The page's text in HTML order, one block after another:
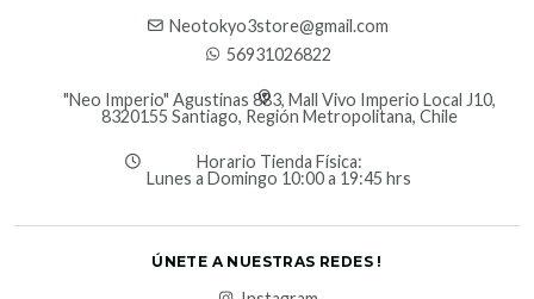
Neotokyo3store@gmail.com
56931026822
"Neo Imperio" Agustinas 883, Mall Vivo Imperio Local J10,
8320155 Santiago, Región Metropolitana, Chile
Horario Tienda Física:
Lunes a Domingo 10:00 a 19:45 hrs
ÚNETE A NUESTRAS REDES !